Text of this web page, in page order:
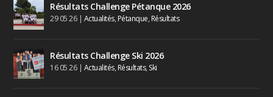
Résultats Challenge Pétanque 2026
29 05 26| Actualités, Pétanque, Résultats
Résultats Challenge Ski 2026
16 05 26| Actualités, Résultats, Ski